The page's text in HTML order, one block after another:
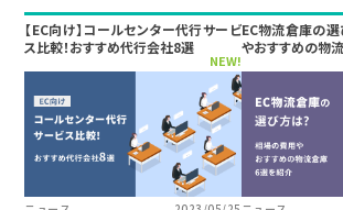
【EC向け】コールセンター代行サービ
ス比較！おすすめ代行会社8選
NEW!
EC物流倉庫の
やおすすめの物